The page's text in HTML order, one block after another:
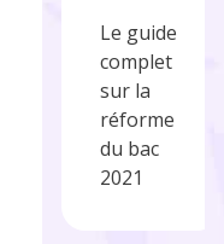
Le guide
complet
sur la
réforme
du bac
2021